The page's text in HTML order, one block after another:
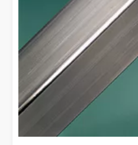
¡Nuestros socios